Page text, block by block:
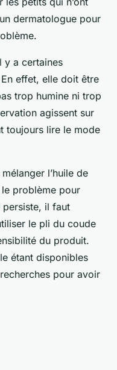
dermatologue pour
y a certaines
effet, elle doit être
trop humine ni trop
agissent sur
toujours lire le mode
l’huile de
problème pour
persiste, il faut
le pli du coude
du produit.
étant disponibles
pour avoir